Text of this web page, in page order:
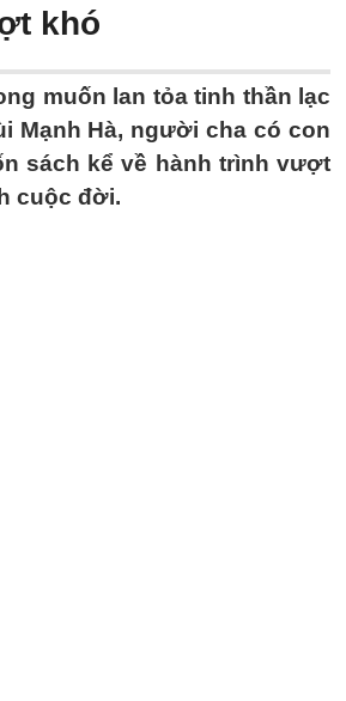
khó
muốn lan tỏa tinh thần lạc
Mạnh Hà, người cha có con
sách kể về hành trình vượt
cuộc đời.